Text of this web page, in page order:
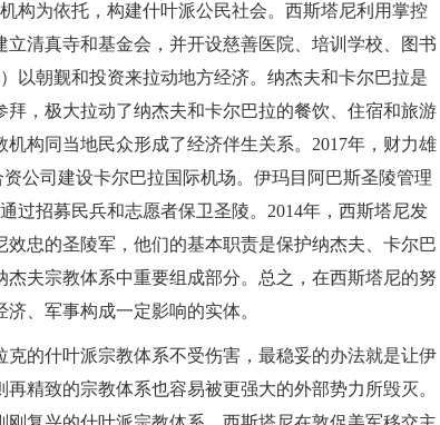
构为依托，构建什叶派公民社会。西斯塔尼利用掌控
清真寺和基金会，并开设慈善医院、培训学校、图书
以朝觐和投资来拉动地方经济。纳杰夫和卡尔巴拉是
，极大拉动了纳杰夫和卡尔巴拉的餐饮、住宿和旅游
构同当地民众形成了经济伴生关系。2017年，财力雄
公司建设卡尔巴拉国际机场。伊玛目阿巴斯圣陵管理
过招募民兵和志愿者保卫圣陵。2014年，西斯塔尼发
忠的圣陵军，他们的基本职责是保护纳杰夫、卡尔巴
夫宗教体系中重要组成部分。总之，在西斯塔尼的努
、军事构成一定影响的实体。
的什叶派宗教体系不受伤害，最稳妥的办法就是让伊
精致的宗教体系也容易被更强大的外部势力所毁灭。